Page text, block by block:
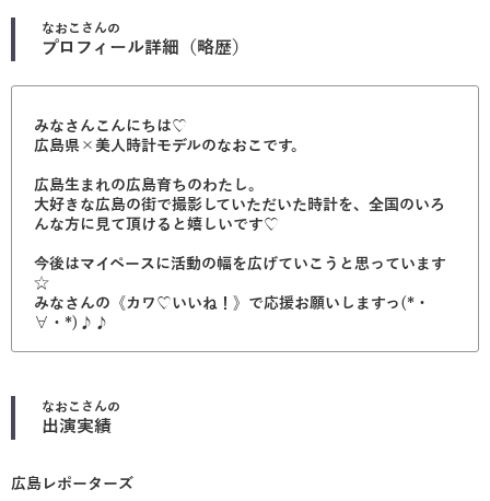
なおこ さんの
プロフィール詳細（略歴）
みなさんこんにちは♡
広島県×美人時計モデルのなおこです。
広島生まれの広島育ちのわたし。
大好きな広島の街で撮影していただいた時計を、全国のいろ
んな方に見て頂けると嬉しいです♡
今後はマイペースに活動の幅を広げていこうと思っています
☆
みなさんの《カワ♡いいね！》で応援お願いしますっ(*・
∀・*)♪♪
なおこ さんの
出演実績
広島レポーターズ